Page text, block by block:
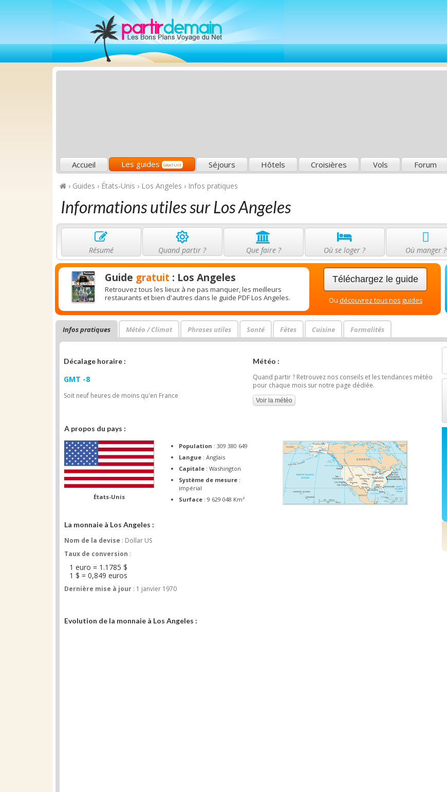
Accueil Les guides GRATUIT Séjours Hôtels Croisières Vols Forum
› Guides › États-Unis › Los Angeles › Infos pratiques
Informations utiles sur Los Angeles
Résumé Quand partir ? Que faire ? Où se loger ? Où manger ?
Guide gratuit : Los Angeles
Retrouvez tous les lieux à ne pas manquer, les meilleurs
restaurants et bien d'autres dans le guide PDF Los Angeles.
Téléchargez le guide
Ou découvrez tous nos guides
Infos pratiques Météo / Climat Phrases utiles Santé Fêtes Cuisine Formalités
Décalage horaire :
GMT -8
Soit neuf heures de moins qu'en France
Météo :
Quand partir ? Retrouvez nos conseils et les tendances météo
pour chaque mois sur notre page dédiée.
Voir la météo
A propos du pays :
États-Unis
Population : 309 380 649
Langue : Anglais
Capitale : Washington
Système de mesure :
impérial
Surface : 9 629 048 Km²
La monnaie à Los Angeles :
Nom de la devise : Dollar US
Taux de conversion :
1 euro = 1.1785 $
1 $ = 0,849 euros
Dernière mise à jour : 1 janvier 1970
Evolution de la monnaie à Los Angeles :